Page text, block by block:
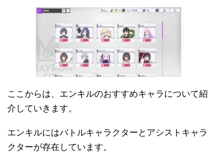
ここからは、エンキルのおすすめキャラについて紹
介していきます。
エンキルにはバトルキャラクターとアシストキャラ
クターが存在しています。